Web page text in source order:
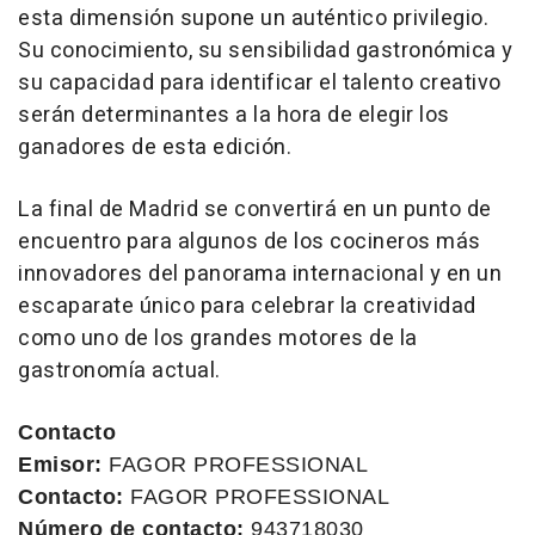
esta dimensión supone un auténtico privilegio.
Su conocimiento, su sensibilidad gastronómica y
su capacidad para identificar el talento creativo
serán determinantes a la hora de elegir los
ganadores de esta edición.
La final de Madrid se convertirá en un punto de
encuentro para algunos de los cocineros más
innovadores del panorama internacional y en un
escaparate único para celebrar la creatividad
como uno de los grandes motores de la
gastronomía actual.
Contacto
Emisor: FAGOR PROFESSIONAL
Contacto: FAGOR PROFESSIONAL
Número de contacto: 943718030